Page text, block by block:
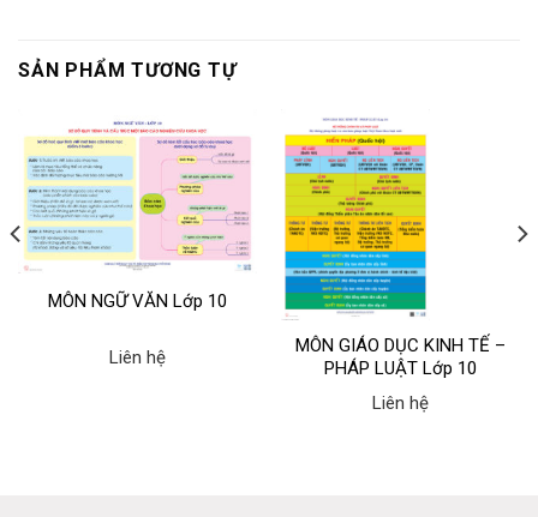
SẢN PHẨM TƯƠNG TỰ
MÔN NGỮ VĂN Lớp 10
Liên hệ
MÔN GIÁO DỤC KINH TẾ –
PHÁP LUẬT Lớp 10
Liên hệ